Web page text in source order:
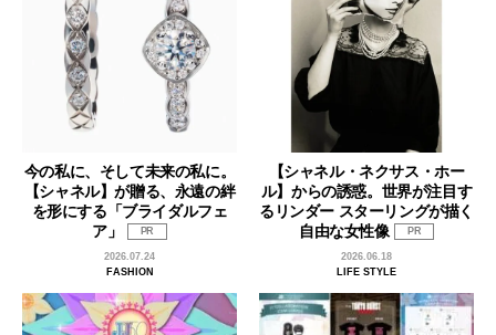
今の私に、そして未来の私に。
【シャネル】が贈る、永遠の絆
を形にする「ブライダルフェ
ア」
PR
2026.07.24
FASHION
【シャネル・ネクサス・ホー
ル】からの誘惑。世界が注目す
るリンダー スターリングが描く
自由な女性像
PR
2026.06.18
LIFE STYLE